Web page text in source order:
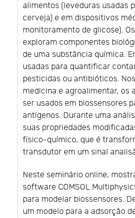
alimentos (leveduras usadas
cerveja) e em dispositivos
monitoramento de glicose).
exploram componentes
de uma substância química.
usadas para quantificar
pesticidas ou antibióticos.
medicina e agroalimentar, os
ser usados em biossensores
antígenos. Durante uma
suas propriedades
físico-químico, que é
transdutor em um sinal
Neste seminário online,
software COMSOL
para modelar biossensores.
um modelo para a adsorção